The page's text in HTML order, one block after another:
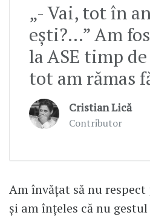
„- Vai, tot în
ești?…” Am
la ASE timp
tot am rămas
Cristian Lică
Contributor
Am învățat să nu
și am înțeles că nu